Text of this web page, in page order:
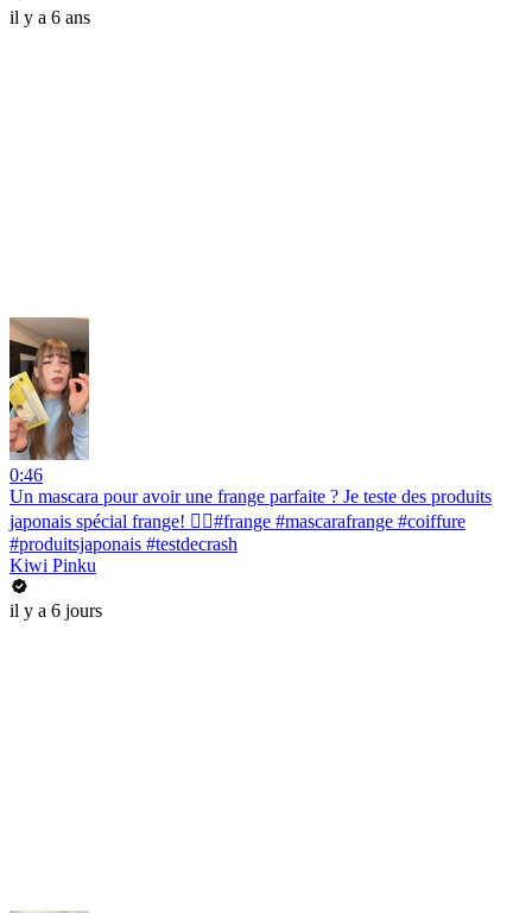
il y a 6 ans
0:46
Un mascara pour avoir une frange parfaite ? Je teste des produits
japonais spécial frange! 💇‍♀️#frange #mascarafrange #coiffure
#produitsjaponais #testdecrash
Kiwi Pinku
il y a 6 jours